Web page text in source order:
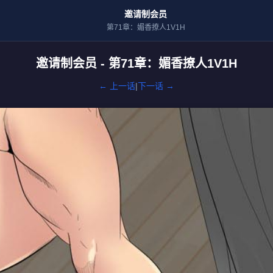
邀请制会员
第71章：媚香撩人1V1H
邀请制会员 - 第71章：媚香撩人1V1H
← 上一话|下一话 →